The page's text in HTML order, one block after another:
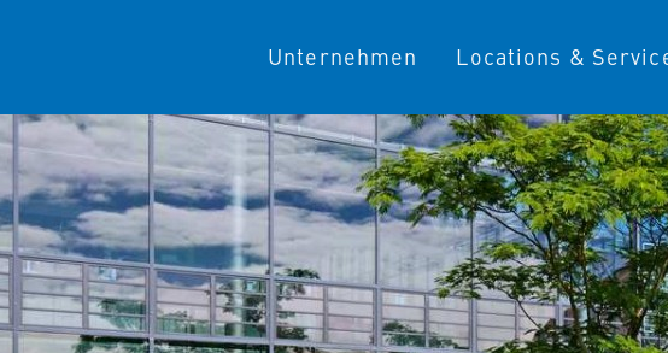
Unternehmen Locations &